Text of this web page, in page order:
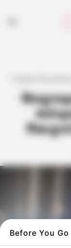
Before You Go